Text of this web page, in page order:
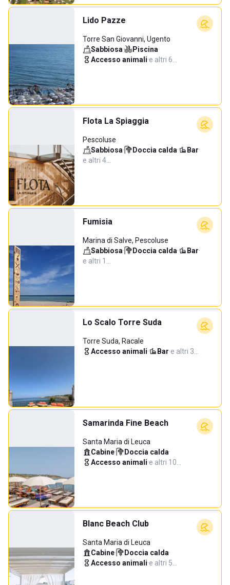
Lido Pazze
Torre San Giovanni, Ugento
Sabbiosa· Piscina·
Accesso animali·e altri 6…
Flota La Spiaggia
Pescoluse
Sabbiosa· Doccia calda· Bar·
e altri 4…
Fumisia
Marina di Salve, Pescoluse
Sabbiosa· Doccia calda· Bar·
e altri 1…
Lo Scalo Torre Suda
Torre Suda, Racale
Accesso animali· Bar·e altri 3…
Samarinda Fine Beach
Santa Maria di Leuca
Cabine· Doccia calda·
Accesso animali·e altri 10…
Blanc Beach Club
Santa Maria di Leuca
Cabine· Doccia calda·
Accesso animali·e altri 5…